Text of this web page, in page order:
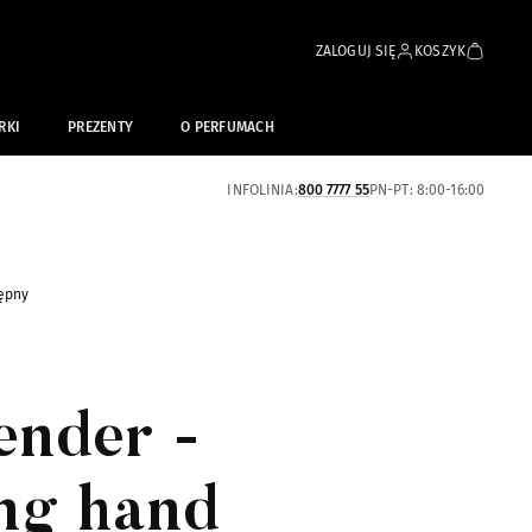
ZALOGUJ SIĘ KOSZYK
PREZENTY O PERFUMACH
INFOLINIA:800 7777 55PN-PT: 8:00-16:00
-
hand